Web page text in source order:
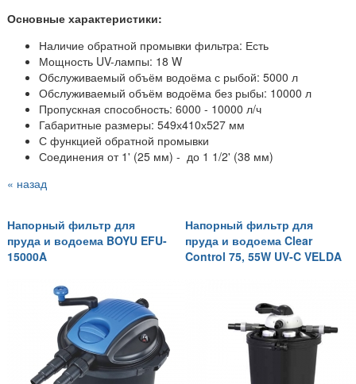
Основные характеристики:
Наличие обратной промывки фильтра: Есть
Мощность UV-лампы: 18 W
Обслуживаемый объём водоёма с рыбой: 5000 л
Обслуживаемый объём водоёма без рыбы: 10000 л
Пропускная способность: 6000 - 10000 л/ч
Габаритные размеры: 549х410х527 мм
С функцией обратной промывки
Соединения от 1' (25 мм) - до 1 1/2' (38 мм)
« назад
Напорный фильтр для
пруда и водоема BOYU EFU-
15000A
Напорный фильтр для
пруда и водоема Clear
Control 75, 55W UV-C VELDA